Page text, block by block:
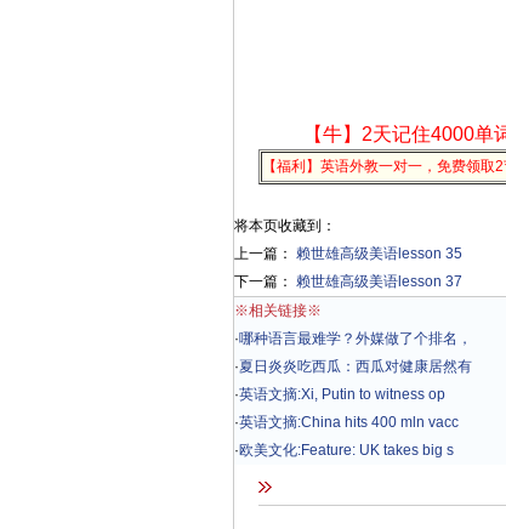
【牛】2天记住4000单
【福利】英语外教一对一，免费领取
将本页收藏到：
上一篇： 赖世雄高级美语lesson 35
下一篇： 赖世雄高级美语lesson 37
※相关链接※
·哪种语言最难学？外媒做了个排名，
·夏日炎炎吃西瓜：西瓜对健康居然有
·英语文摘:Xi, Putin to witness op
·英语文摘:China hits 400 mln vacc
·欧美文化:Feature: UK takes big s